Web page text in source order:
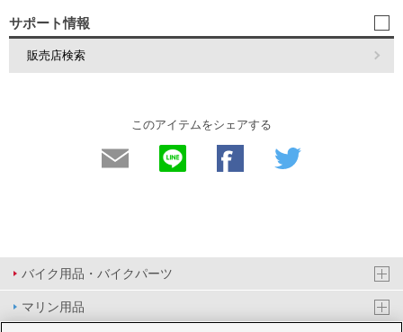
サポート情報
販売店検索
このアイテムをシェアする
バイク用品・バイクパーツ
マリン用品